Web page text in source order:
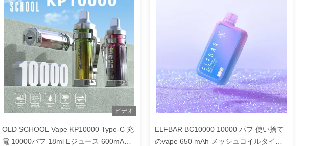
ビデオ
OLD SCHOOL Vape KP10000 Type-C 充
電 10000パフ 18ml Eジュース 600mAh
ELFBAR BC10000 10000 パフ 使い捨て
のvape 650 mAh メッシュコイルタイプC